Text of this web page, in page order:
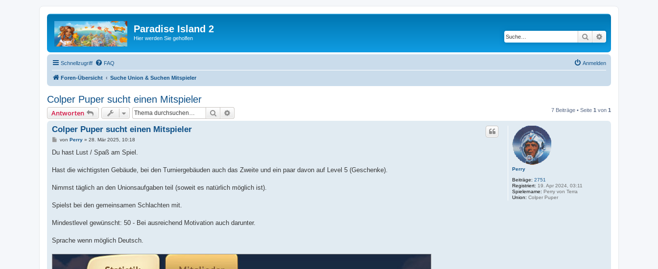
Paradise Island 2
Hier werden Sie geholfen Suche
Schnellzugriff FAQ Anmelden
Foren-Übersicht Suche Union & Suchen Mitspieler
Colper Puper sucht einen Mitspieler
Antworten Suche 7 Beiträge • Seite 1 von 1
Perry
Beiträge: 2751
Registriert: 19. Apr 2024, 03:11
Spielername: Perry von Terra
Union: Colper Puper
Colper Puper sucht einen Mitspieler
B
a
von Perry» 28. Mär 2025, 10:18
Du hast Lust / Spaß am Spiel.
Hast die wichtigsten Gebäude, bei den Turniergebäuden auch das Zweite und ein paar davon auf Level 5 (Geschenke).
Nimmst täglich an den Unionsaufgaben teil (soweit es natürlich möglich ist).
Spielst bei den gemeinsamen Schlachten mit.
Mindestlevel gewünscht: 50 - Bei ausreichend Motivation auch darunter.
Sprache wenn möglich Deutsch.